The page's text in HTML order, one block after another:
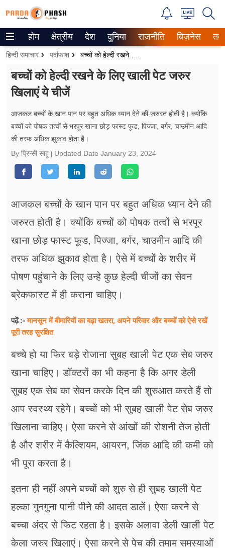
Trending on Google News
ePaper
वेब स्टोरीज
उत्तर प्रदेश
गैलरी
वीडियो
जीवन मंत्रा
ब्‍यूटी
जॉब्स
शिक्षा
होम क्षेत्रीय देश दुनिया राजनीति बिज़नेस
हिन्दी समाचार पर्दाफाश
बच्चों को हेल्दी रखने के लिए खाली पेट जरुर
खिलाएं ये चीजें
आजकल बच्चों के खान पान पर बहुत अधिक ध्यान देने की जरुरत होती है। क्योंकि
बच्चों को पोषक तत्वों से भरपूर खाना छोड़ फास्ट फूड, पिज्जा, बर्गर, चाउमीन आदि
की तरफ अधिक झुकाव होता है।
By प्रिन्सी साहू
Updated Date January 23, 2024
आजकल बच्चों के खान पान पर बहुत अधिक ध्यान देने की
जरुरत होती है। क्योंकि बच्चों को पोषक तत्वों से भरपूर
खाना छोड़ फास्ट फूड, पिज्जा, बर्गर, चाउमीन आदि की
तरफ अधिक झुकाव होता है। ऐसे में बच्चों के शरीर में
पोषण पहुंचाने के लिए उन्हे कुछ हेल्दी चीजों का सेवन
ब्रेकफास्ट में ही कराना चाहिए।
पढ़ें :-मानसून में बीमारियों का बढ़ा खतरा, अपने परिवार और बच्चों को ऐसे रखें
पूरी तरह सुरक्षित
बच्चे हो या फिर बड़े रोजाना सुबह खाली पेट एक सेब जरुर
खाना चाहिए। डॉक्टरों का भी कहना है कि अगर डेली
सुबह एक सेब का सेवन करके दिन की शुरुआत करते हैं तो
आप स्वस्थ्य रहेगे। बच्चों को भी सुबह खाली पेट सेब जरुर
खिलाना चाहिए। ऐसा करने से आंखों की रोशनी तेज होती
है और शरीर में कैल्शियम, आयरन, जिंक आदि की कमी को
भी पूरा करता है।
इतना ही नहीं अपने बच्चों को शुरु से ही सुबह खाली पेट
हल्का गुनगुना पानी पीने की आदत डालें। ऐसा करने से
बच्चा अंदर से फिट रहता है। इसके अलावा डेली खाली पेट
केला जरुर खिलाएं। ऐसा करने से पेच की तमाम समस्याओं